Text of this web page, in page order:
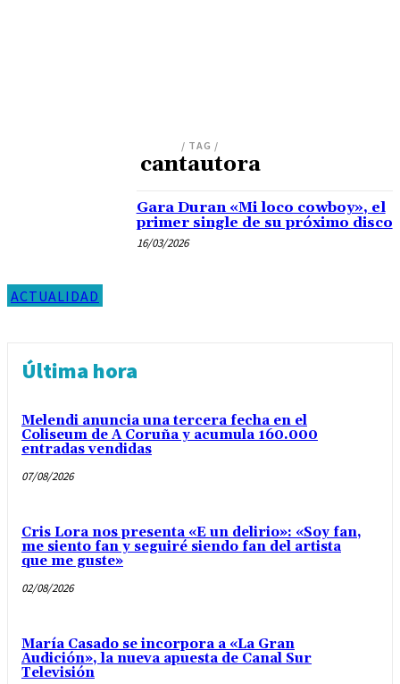
/ TAG /
cantautora
ACTUALIDAD
Gara Duran «Mi loco cowboy», el
primer single de su próximo disco
16/03/2026
Última hora
Melendi anuncia una tercera fecha en el
Coliseum de A Coruña y acumula 160.000
entradas vendidas
07/08/2026
Cris Lora nos presenta «E un delirio»: «Soy fan,
me siento fan y seguiré siendo fan del artista
que me guste»
02/08/2026
María Casado se incorpora a «La Gran
Audición», la nueva apuesta de Canal Sur
Televisión